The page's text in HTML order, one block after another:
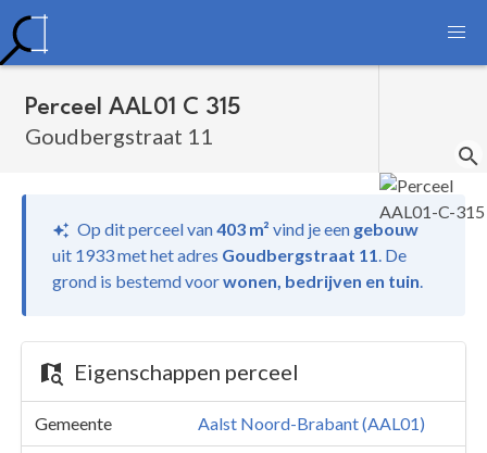
Perceel AAL01 C 315
Goudbergstraat 11
Op dit perceel van403 m² vind jeeen gebouw
uit 1933 met het adres Goudbergstraat 11. De
grond is bestemd voorwonen, bedrijven en tuin.
Eigenschappen perceel
Gemeente Aalst Noord-Brabant (AAL01)